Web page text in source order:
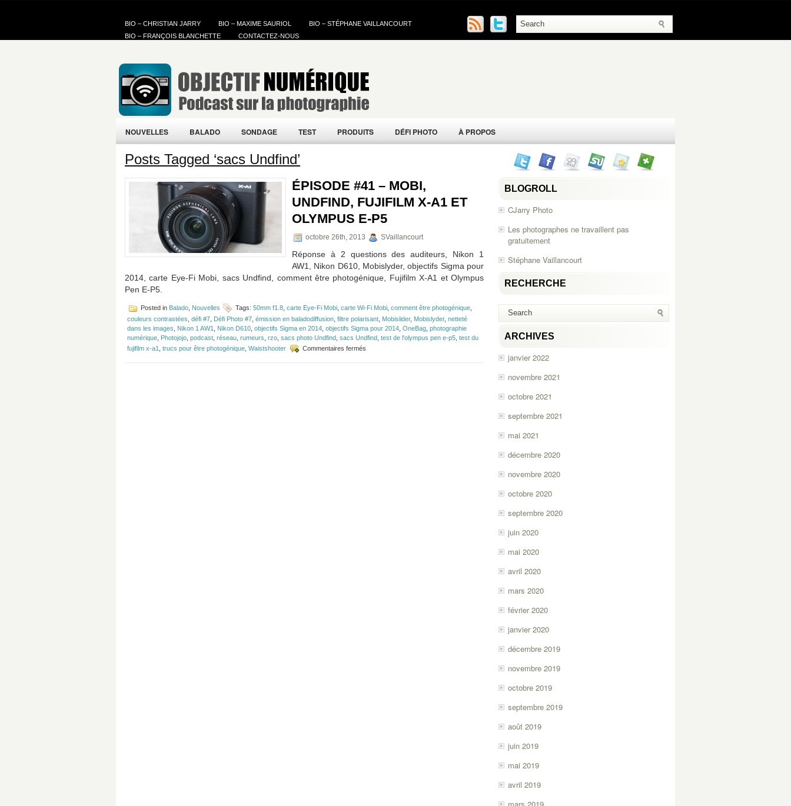
BIO – CHRISTIAN JARRY BIO – MAXIME SAURIOL
BIO – STÉPHANE VAILLANCOURT
BIO – FRANÇOIS BLANCHETTE
CONTACTEZ-NOUS
NOUVELLES BALADO SONDAGE TEST PRODUITS DÉFI PHOTO À PROPOS
Posts Tagged ‘sacs Undfind’
ÉPISODE #41 – MOBI,
UNDFIND, FUJIFILM X-A1 ET
OLYMPUS E-P5
octobre 26th, 2013 SVaillancourt
Réponse à 2 questions des auditeurs, Nikon 1
AW1, Nikon D610, Mobislyder, objectifs Sigma pour
2014, carte Eye-Fi Mobi, sacs Undfind, comment être photogénique, Fujifilm X-A1 et Olympus
Pen E-P5.
Posted in Balado Nouvelles Tags: 50mm f1.8 carte Eye-Fi Mobi carte Wi-Fi Mobi comment être photogénique
couleurs contrastées défi #7 Défi Photo #7 émission en baladodiffusion filtre polarisant Mobislider, Mobislyder, netteté
dans les images
Nikon 1 AW1 Nikon D610 objectifs Sigma en 2014 objectifs Sigma pour 2014 OneBag photographie
numérique Photojojo podcast réseau rumeurs rzo sacs photo Undfind sacs Undfind test de l'olympus pen e-p5 test du
fujifilm x-a1
trucs pour être photogénique Waistshooter Commentaires fermés
#41
BLOGROLL
CJarry Photo
Les photographes ne travaillent pas
gratuitement
Stéphane Vaillancourt
RECHERCHE
ARCHIVES
janvier 2022
novembre 2021
octobre 2021
septembre 2021
mai 2021
décembre 2020
novembre 2020
octobre 2020
septembre 2020
juin 2020
mai 2020
avril 2020
mars 2020
février 2020
janvier 2020
décembre 2019
novembre 2019
octobre 2019
septembre 2019
août 2019
juin 2019
mai 2019
avril 2019